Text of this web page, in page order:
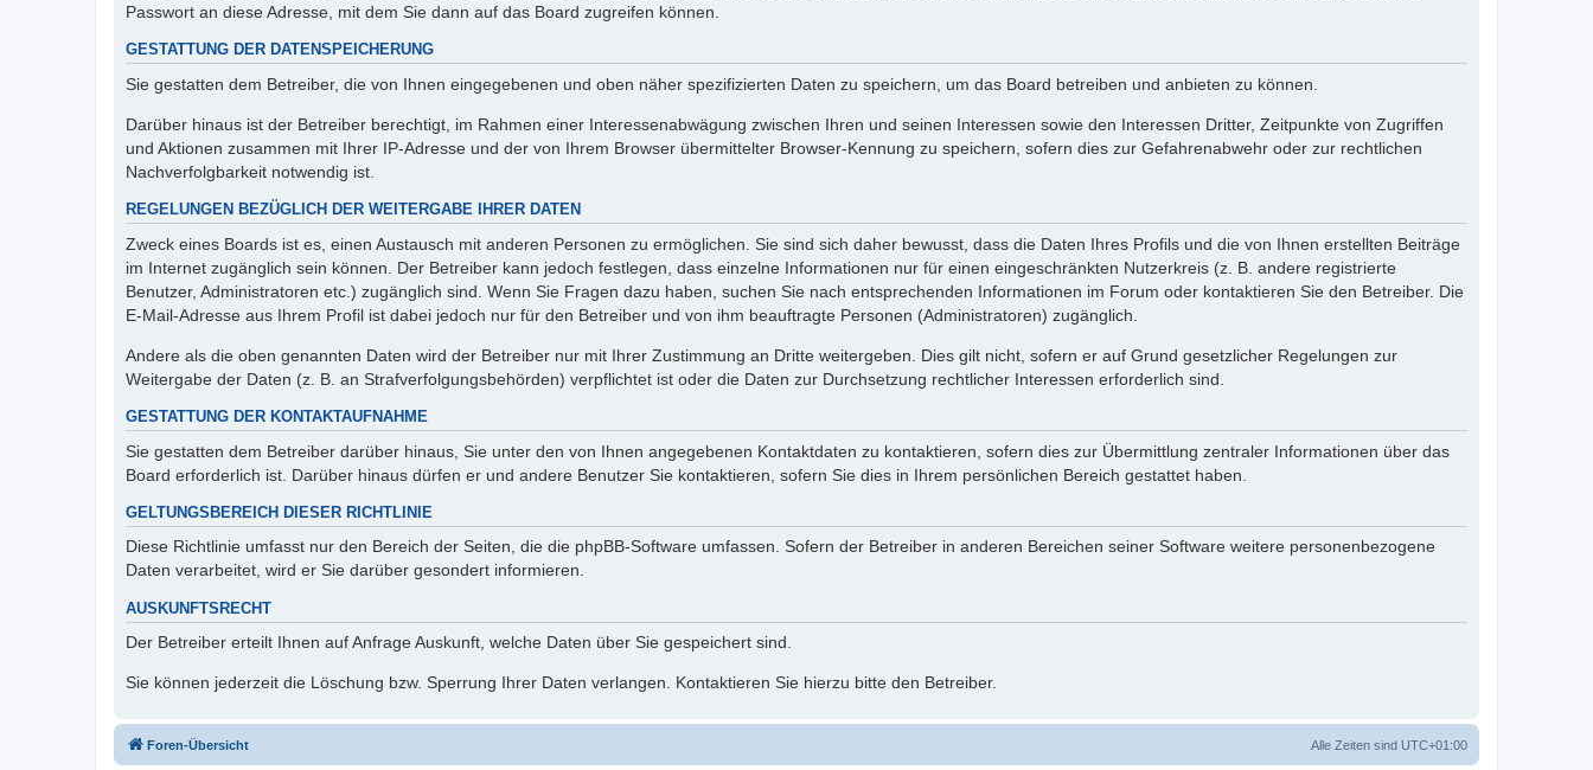
Passwort an diese Adresse, mit dem Sie dann auf das Board zugreifen können.
GESTATTUNG DER DATENSPEICHERUNG
Sie gestatten dem Betreiber, die von Ihnen eingegebenen und oben näher spezifizierten Daten zu speichern, um das Board betreiben und anbieten zu können.
Darüber hinaus ist der Betreiber berechtigt, im Rahmen einer Interessenabwägung zwischen Ihren und seinen Interessen sowie den Interessen Dritter, Zeitpunkte von Zugriffen
und Aktionen zusammen mit Ihrer IP-Adresse und der von Ihrem Browser übermittelter Browser-Kennung zu speichern, sofern dies zur Gefahrenabwehr oder zur rechtlichen
Nachverfolgbarkeit notwendig ist.
REGELUNGEN BEZÜGLICH DER WEITERGABE IHRER DATEN
Zweck eines Boards ist es, einen Austausch mit anderen Personen zu ermöglichen. Sie sind sich daher bewusst, dass die Daten Ihres Profils und die von Ihnen erstellten Beiträge
im Internet zugänglich sein können. Der Betreiber kann jedoch festlegen, dass einzelne Informationen nur für einen eingeschränkten Nutzerkreis (z. B. andere registrierte
Benutzer, Administratoren etc.) zugänglich sind. Wenn Sie Fragen dazu haben, suchen Sie nach entsprechenden Informationen im Forum oder kontaktieren Sie den Betreiber. Die
E-Mail-Adresse aus Ihrem Profil ist dabei jedoch nur für den Betreiber und von ihm beauftragte Personen (Administratoren) zugänglich.
Andere als die oben genannten Daten wird der Betreiber nur mit Ihrer Zustimmung an Dritte weitergeben. Dies gilt nicht, sofern er auf Grund gesetzlicher Regelungen zur
Weitergabe der Daten (z. B. an Strafverfolgungsbehörden) verpflichtet ist oder die Daten zur Durchsetzung rechtlicher Interessen erforderlich sind.
GESTATTUNG DER KONTAKTAUFNAHME
Sie gestatten dem Betreiber darüber hinaus, Sie unter den von Ihnen angegebenen Kontaktdaten zu kontaktieren, sofern dies zur Übermittlung zentraler Informationen über das
Board erforderlich ist. Darüber hinaus dürfen er und andere Benutzer Sie kontaktieren, sofern Sie dies in Ihrem persönlichen Bereich gestattet haben.
GELTUNGSBEREICH DIESER RICHTLINIE
Diese Richtlinie umfasst nur den Bereich der Seiten, die die phpBB-Software umfassen. Sofern der Betreiber in anderen Bereichen seiner Software weitere personenbezogene
Daten verarbeitet, wird er Sie darüber gesondert informieren.
AUSKUNFTSRECHT
Der Betreiber erteilt Ihnen auf Anfrage Auskunft, welche Daten über Sie gespeichert sind.
Sie können jederzeit die Löschung bzw. Sperrung Ihrer Daten verlangen. Kontaktieren Sie hierzu bitte den Betreiber.
Foren-Übersicht Alle Zeiten sind UTC+01:00